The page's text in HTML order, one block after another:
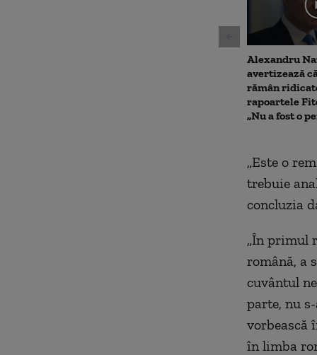
Alexandru
avertizează
rămân
rapoartele
„Nu a fost o
„Este o
trebuie
concluzia
„În primul
română, a
cuvântul
parte, nu
vorbească
în limba